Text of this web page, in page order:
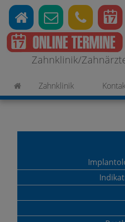
Zahnklinik/
Zahnklinik